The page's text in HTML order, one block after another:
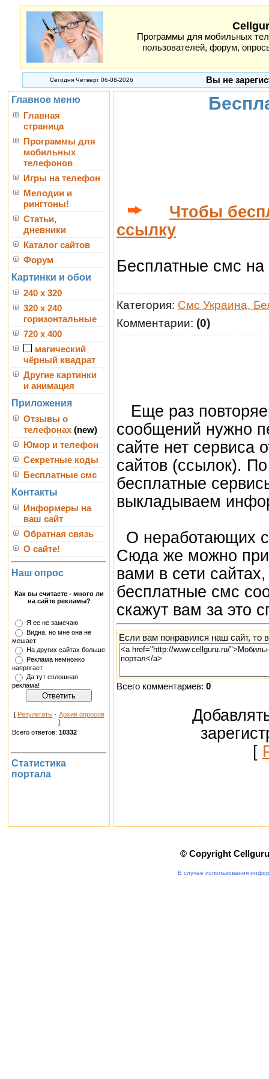
Программы для мобильных
пользователей, форум,
Сегодня Четверг 06-08-2026 Вы не
Главное меню
Главная
страница
Программы для
мобильных
телефонов
Игры на телефон
Мелодии и
рингтоны!
Статьи,
дневники
Каталог сайтов
Форум
Картинки и обои
240 x 320
320 x 240
горизонтальные
720 x 400
магический
чёрный квадрат
Другие картинки
и анимация
Приложения
Отзывы о
телефонах (new)
Юмор и телефон
Секретные коды
Бесплатные смс
Контакты
Информеры на
ваш сайт
Обратная связь
О сайте!
Наш опрос
Как вы считаете - много ли
на сайте рекламы?
Я ее не замечаю
Видна, но мне она не
мешает
На других сайтах больше
Реклама немножко
напрягает
Да тут сплошная
реклама!
[ Результаты· Архив опросов
]
Всего ответов: 10332
Статистика
портала
Чтобы
ссылку
Бесплатные смс на
Категория: Смс Украина,
Комментарии: (0)
Еще раз
сообщений нужно
сайте нет сервиса
сайтов (ссылок).
бесплатные
выкладываем
О неработающих
Сюда же можно
вами в сети
бесплатные смс
скажут вам за это
Если вам понравился наш сайт, то
Всего комментариев: 0
[
© Copyright
В случае использования